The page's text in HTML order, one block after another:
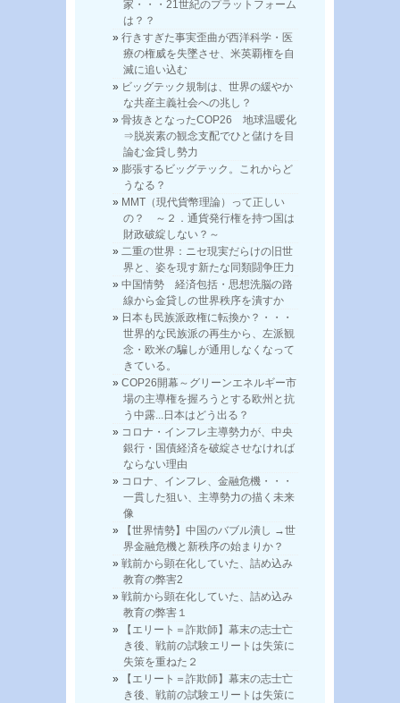
家・・・21世紀のプラットフォーム
は？？
行きすぎた事実歪曲が西洋科学・医
療の権威を失墜させ、米英覇権を自
滅に追い込む
ビッグテック規制は、世界の緩やか
な共産主義社会への兆し？
骨抜きとなったCOP26 地球温暖化
⇒脱炭素の観念支配でひと儲けを目
論む金貸し勢力
膨張するビッグテック。これからど
うなる？
MMT（現代貨幣理論）って正しい
の？ ～２．通貨発行権を持つ国は
財政破綻しない？～
二重の世界：ニセ現実だらけの旧世
界と、姿を現す新たな同類闘争圧力
中国情勢 経済包括・思想洗脳の路
線から金貸しの世界秩序を潰すか
日本も民族派政権に転換か？・・・
世界的な民族派の再生から、左派観
念・欧米の騙しが通用しなくなって
きている。
COP26開幕～グリーンエネルギー市
場の主導権を握ろうとする欧州と抗
う中露...日本はどう出る？
コロナ・インフレ主導勢力が、中央
銀行・国債経済を破綻させなければ
ならない理由
コロナ、インフレ、金融危機・・・
一貫した狙い、主導勢力の描く未来
像
【世界情勢】中国のバブル潰し →世
界金融危機と新秩序の始まりか？
戦前から顕在化していた、詰め込み
教育の弊害2
戦前から顕在化していた、詰め込み
教育の弊害１
【エリート＝詐欺師】幕末の志士亡
き後、戦前の試験エリートは失策に
失策を重ねた２
【エリート＝詐欺師】幕末の志士亡
き後、戦前の試験エリートは失策に